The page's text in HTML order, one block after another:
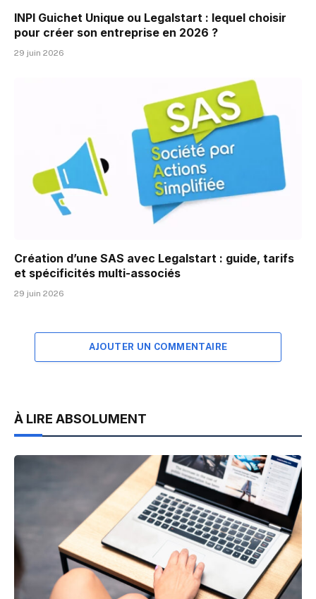
INPI Guichet Unique ou Legalstart : lequel choisir
pour créer son entreprise en 2026 ?
29 juin 2026
Création d’une SAS avec Legalstart : guide, tarifs
et spécificités multi-associés
29 juin 2026
AJOUTER UN COMMENTAIRE
À LIRE ABSOLUMENT